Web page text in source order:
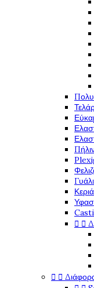
Κεριά
 
 